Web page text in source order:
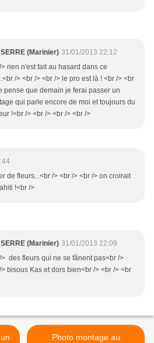
(Marinier) 31/01/2013 22:12
rien n'est fait au hasard dans ce
/> <br /> <br /> le pro est là ! <br /> <br
pense que demain je ferai passer un
qui parle encore de moi et toujours du
!<br /> <br /> <br /> <br />
de fleurs...<br /> <br /> <br /> on croirait
!<br />
(Marinier) 31/01/2013 22:09
> des fleurs qui ne se fânent pas<br />
bisous Kas et dors bien<br /> <br /> <br
Photo montage au